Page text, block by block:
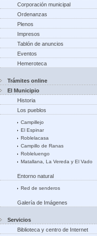
Corporación municipal
Ordenanzas
Plenos
Impresos
Tablón de anuncios
Eventos
Hemeroteca
Trámites online
El Municipio
Historia
Los pueblos
Campillejo
El Espinar
Roblelacasa
Campillo de Ranas
Robleluengo
Matallana, La Vereda y El Vado
Entorno natural
Red de senderos
Galería de Imágenes
Servicios
Biblioteca y centro de Internet